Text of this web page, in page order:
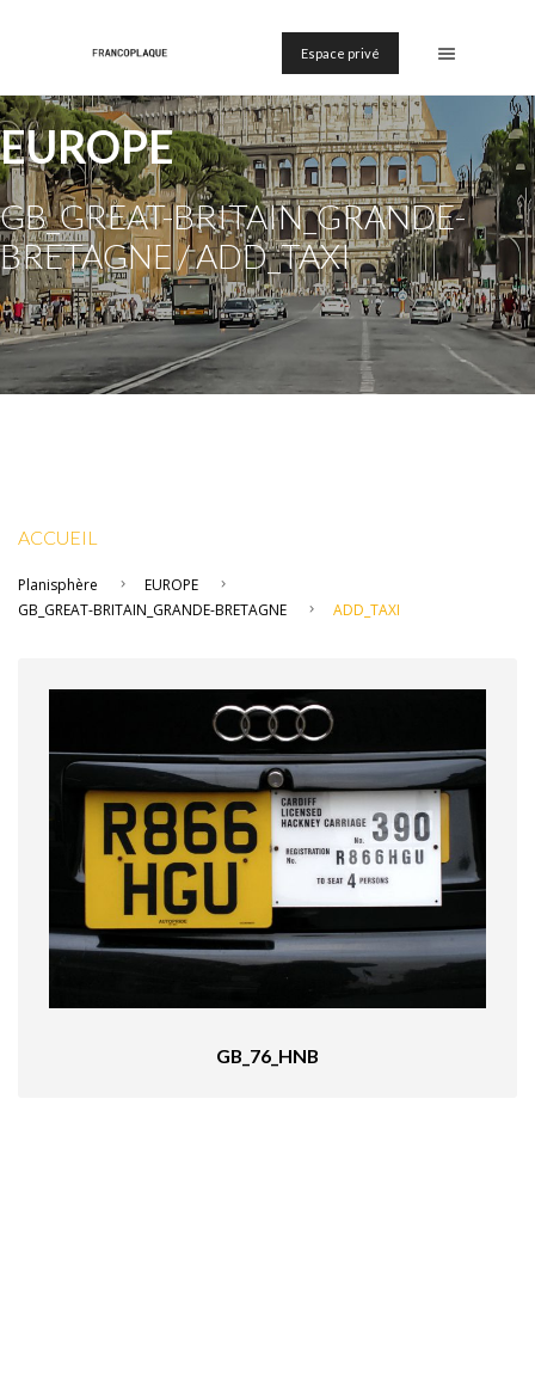
Espace privé
EUROPE
GB_GREAT-BRITAIN_GRANDE-
BRETAGNE / ADD_TAXI
ACCUEIL
Planisphère
EUROPE
GB_GREAT-BRITAIN_GRANDE-BRETAGNE
ADD_TAXI
GB_76_HNB